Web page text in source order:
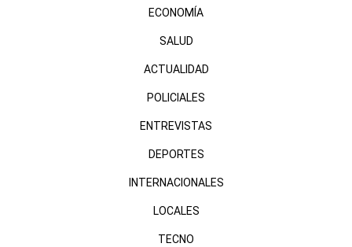
ECONOMÍA
SALUD
ACTUALIDAD
POLICIALES
ENTREVISTAS
DEPORTES
INTERNACIONALES
LOCALES
TECNO